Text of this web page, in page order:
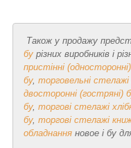
Також у продажу
бу різних виробників і
пристінні
бу, торговельні
двосторонні (гостряні)
бу, торгові стелажі
бу, торгові стелажі
обладнання новое і бу